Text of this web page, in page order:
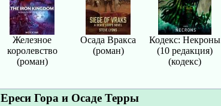
Железное
королевство
(роман)
Осада Вракса
(роман)
Кодекс: Некроны
(10 редакция)
(кодекс)
Ереси Гора и Осаде Терры